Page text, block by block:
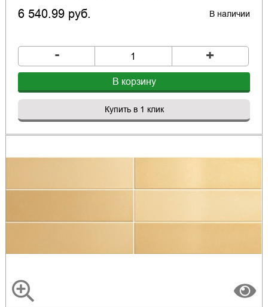
6 540.99 руб. В наличии
- +
В корзину
Купить в 1 клик